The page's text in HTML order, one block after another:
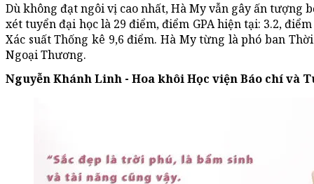
Dù không đạt ngôi vị cao nhất, Hà My vẫn gây ấn tượng
xét tuyển đại học là 29 điểm, điểm GPA hiện tại: 3.2,
Xác suất Thống kê 9,6 điểm. Hà My từng là phó ban
Ngoại Thương.
Nguyễn Khánh Linh - Hoa khôi Học viện Báo chí và